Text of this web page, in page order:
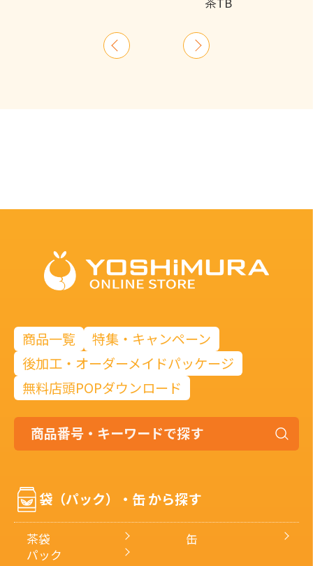
前
へ
次
へ
商品一覧
特集・キャンペーン
後加工・オーダーメイドパッケージ
無料店頭POPダウンロード
品
号・
キ
ー
袋（パック）・缶 から探す
茶袋
缶
パック